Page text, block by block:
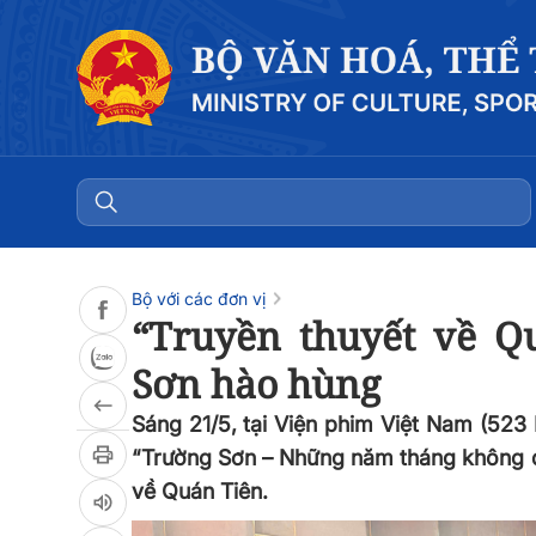
Bộ với các đơn vị
“Truyền thuyết về
Sơn hào hùng
Sáng 21/5, tại Viện phim Việt Nam
“Trường Sơn – Những năm tháng
về Quán Tiên.
0:00 0:00